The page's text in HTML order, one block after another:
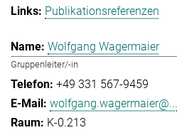
Publikationsreferenzen
Wolfgang Wagermaier
Gruppenleiter/-in
+49 331 567-9459
wolfgang.wagermaier@...
K-0.213